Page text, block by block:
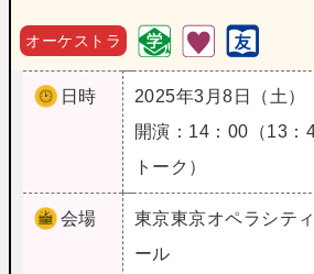
オーケストラ
日時
2025年3月8日（土）
開演：14：00（13：
トーク）
会場 東京東京オペラシテ
ール